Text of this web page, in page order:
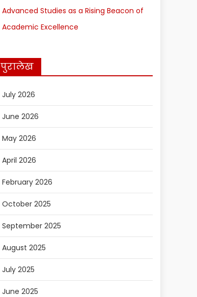
Advanced Studies as a Rising Beacon of
Academic Excellence
पुरालेख
July 2026
June 2026
May 2026
April 2026
February 2026
October 2025
September 2025
August 2025
July 2025
June 2025